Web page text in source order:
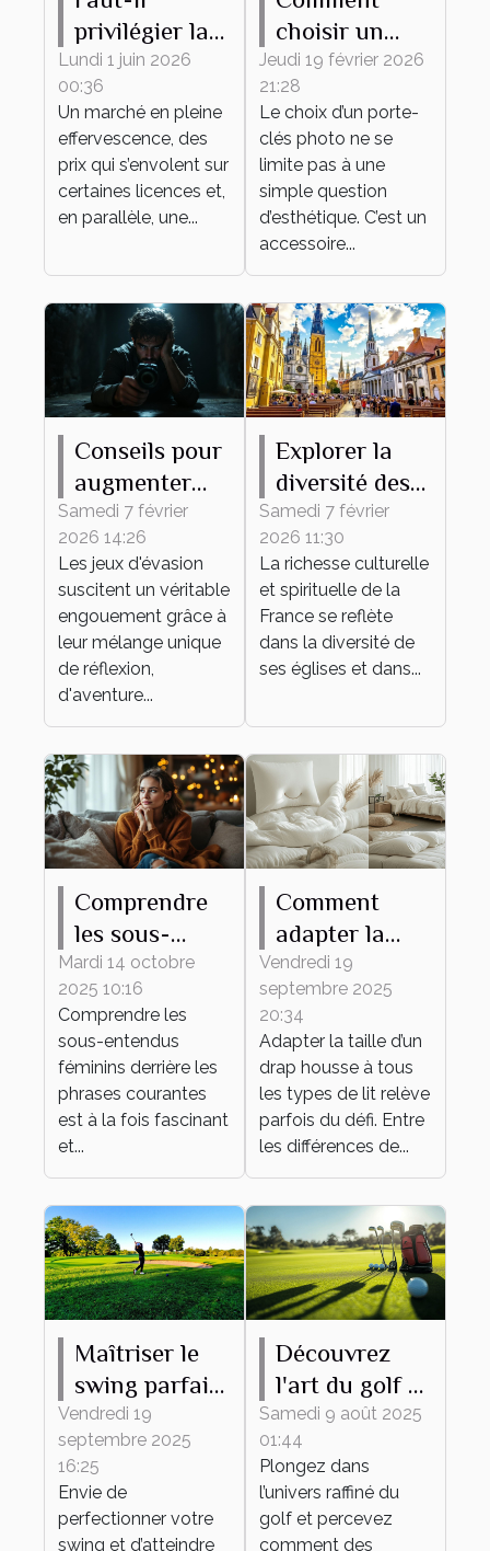
privilégier la
rareté ou
l’attachement
émotionnel
pour sa
collection de
figurines ?
Lundi 1 juin 2026
00:36
Un marché en pleine
effervescence, des
prix qui s’envolent sur
certaines licences et,
en parallèle, une...
choisir un
porte-clés
photo idéal
pour vous ?
Jeudi 19 février 2026
21:28
Le choix d’un porte-
clés photo ne se
limite pas à une
simple question
d’esthétique. C’est un
accessoire...
Conseils pour
augmenter
vos chances
de succès
dans un jeu
d'évasion
Samedi 7 février
2026 14:26
Les jeux d'évasion
suscitent un véritable
engouement grâce à
leur mélange unique
de réflexion,
d'aventure...
Explorer la
diversité des
églises
françaises à
travers leurs
messes
Samedi 7 février
2026 11:30
La richesse culturelle
et spirituelle de la
France se reflète
dans la diversité de
ses églises et dans...
Comprendre
les sous-
entendus
féminins
derrière les
phrases
courantes
Mardi 14 octobre
2025 10:16
Comprendre les
sous-entendus
féminins derrière les
phrases courantes
est à la fois fascinant
et...
Comment
adapter la
taille de votre
drap housse à
tout type de
lit ?
Vendredi 19
septembre 2025
20:34
Adapter la taille d’un
drap housse à tous
les types de lit relève
parfois du défi. Entre
les différences de...
Maîtriser le
swing parfait :
conseils et
techniques
Vendredi 19
septembre 2025
16:25
Envie de
perfectionner votre
swing et d’atteindre
Découvrez
l'art du golf à
travers des
équipements
de haute
qualité
Samedi 9 août 2025
01:44
Plongez dans
l’univers raffiné du
golf et percevez
comment des